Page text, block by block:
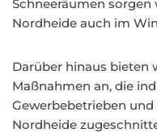
Schneeräumen sorgen
Nordheide auch im
Darüber hinaus bieten
Maßnahmen an, die
Gewerbebetrieben
Nordheide